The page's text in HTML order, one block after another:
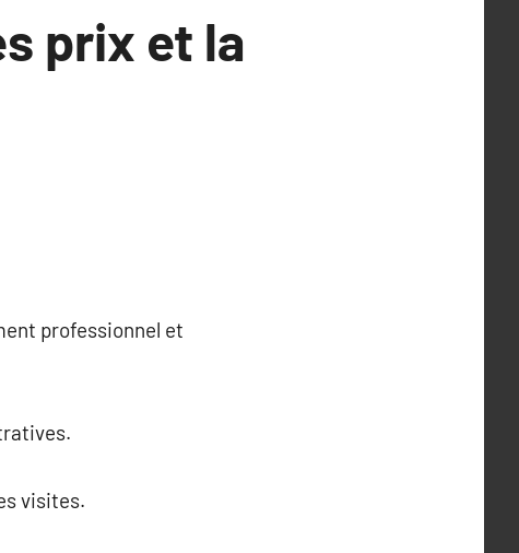
prix et la
professionnel et
visites.